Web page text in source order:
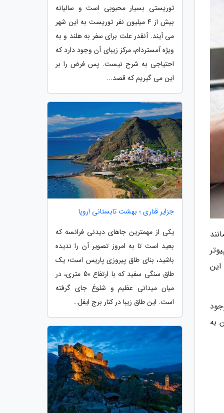
به
توریستی بسیار محبوبی است و سالیانه
بیش از 4 میلیون نفر توریست به این شهر
می آیند. آنقدر علت برای سفر به هلند و به
ویژه آمستردام، مرکز زیبای آن وجود دارد که
احتیاجی به شرح نیست. پس فرض را بر
این می گیریم که قصد...
جزایر قناری ؛ بهشت تابستانی اروپا
یکی از مهمترین جاهای دیدنی فرانسه که
بعید است تا به امروز تصویر آن را ندیده
باشید، بنای طاق پیروزی پاریس است؛ یک
طاق سنگی سفید که با ارتفاع 50 متری، در
میان میدانی عظیم و شلوغ جای گرفته
است. این طاق زیبا در کنار برج ایفل…